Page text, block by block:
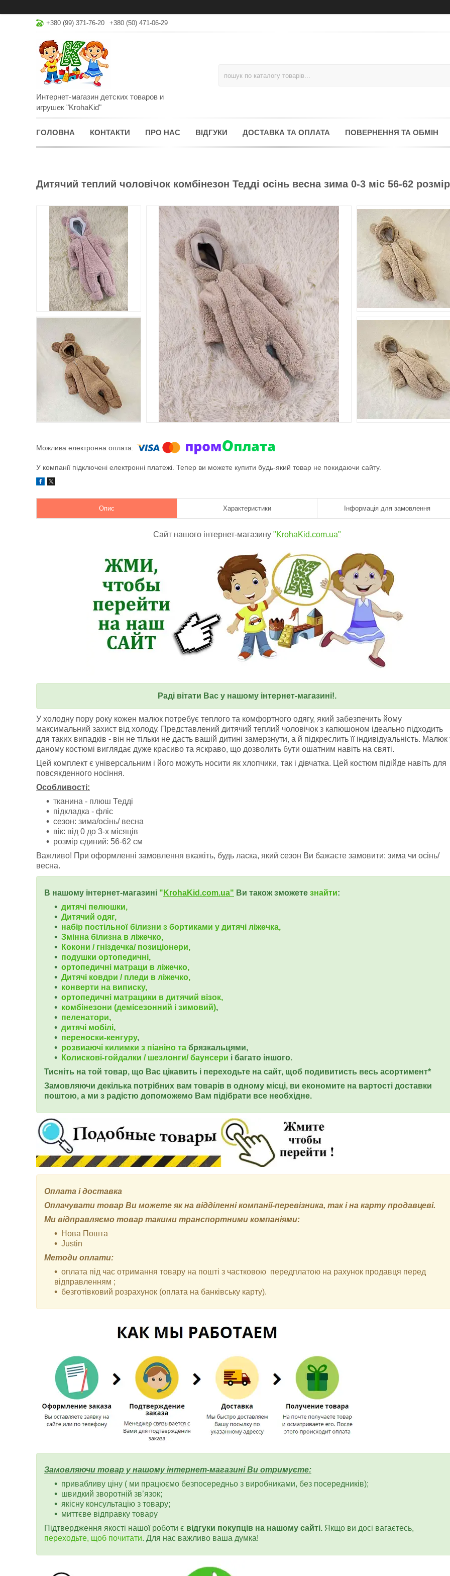
+380 (99) 371-76-20 +380 (50) 471-06-29
Интернет-магазин детских товаров и
игрушек "KrohaKid"
ГОЛОВНА КОНТАКТИ ПРО НАС ВІДГУКИ ДОСТАВКА ТА ОПЛАТА ПОВЕРНЕННЯ ТА ОБМІН
Дитячий теплий чоловічок комбінезон Тедді осінь весна зима 0-3 міс 56-62 розмір
У компанії підключені електронні платежі. Тепер ви можете купити будь-який товар не покидаючи сайту.
Опис Характеристики Інформація для замовлення
Сайт нашого інтернет-магазину "KrohaKid.com.ua"
Раді вітати Вас у нашому інтернет-магазині!.
У холодну пору року кожен малюк потребує теплого та комфортного одягу, який забезпечить йому
максимальний захист від холоду. Представлений дитячий теплий чоловічок з капюшоном ідеально підходить
для таких випадків - він не тільки не дасть вашій дитині замерзнути, а й підкреслить її індивідуальність. Малюк
даному костюмі виглядає дуже красиво та яскраво, що дозволить бути ошатним навіть на святі.
Цей комплект є універсальним і його можуть носити як хлопчики, так і дівчатка. Цей костюм підійде навіть для
повсякденного носіння.
Особливості:
тканина - плюш Тедді
підкладка - фліс
сезон: зима/осінь/ весна
вік: від 0 до 3-х місяців
розмір єдиний: 56-62 см
Важливо! При оформленні замовлення вкажіть, будь ласка, який сезон Ви бажаєте замовити: зима чи осінь/
весна.
В нашому інтернет-магазині " KrohaKid.com.ua" Ви також зможете знайти:
дитячі пелюшки,
Дитячий одяг,
набір постільної білизни з бортиками у дитячі ліжечка,
Змінна білизна в ліжечко,
Кокони / гніздечка/ позиціонери,
подушки ортопедичні,
ортопедичні матраци в ліжечко,
Дитячі ковдри / пледи в ліжечко,
конверти на виписку,
ортопедичні матрацики в дитячий візок,
комбінезони (демісезонний і зимовий),
пеленатори,
дитячі мобілі,
переноски-кенгуру,
розвиаючі килимки з піаніно та брязкальцями,
Колискові-гойдалки / шезлонги/ баунсери і багато іншого.
Тисніть на той товар, що Вас цікавить і переходьте на сайт, щоб подивитисть весь асортимент*
Замовляючи декілька потрібних вам товарів в одному місці, ви економите на вартості доставки
поштою, а ми з радістю допоможемо Вам підібрати все необхідне.
Оплата і доставка
Оплачувати товар Ви можете як на відділенні компанії-перевізника, так і на карту продавцеві.
Ми відправляємо товар такими транспортними компаніями:
Нова Пошта
Justin
Методи оплати:
оплата під час отримання товару на пошті з частковою передплатою на рахунок продавця перед
відправленням ;
безготівковий розрахунок (оплата на банківську карту).
Замовляючи товар у нашому інтернет-магазині Ви отримуєте:
привабливу ціну ( ми працюємо безпосередньо з виробниками, без посередників);
швидкий зворотній зв’язок;
якісну консультацію з товару;
миттєве відправку товару
Підтвердження якості нашої роботи є відгуки покупців на нашому сайті. Якщо ви досі вагаєтесь,
переходьте, щоб почитати. Для нас важливо ваша думка!